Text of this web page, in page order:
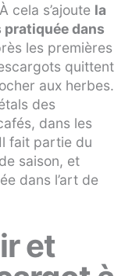
cela s’ajoute la
dans
les premières
quittent
aux herbes.
des
dans les
fait partie du
saison, et
dans l’art de
et